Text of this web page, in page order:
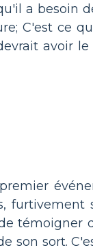
a besoin
C'est ce
avoir
furtivement
témoigner
son sort.